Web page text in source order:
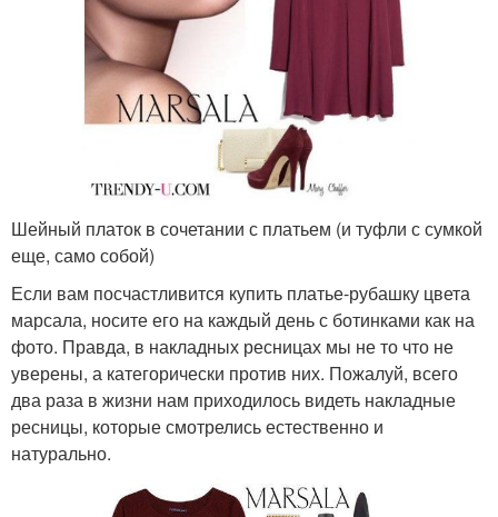
Шейный платок в сочетании с платьем (и туфли с сумкой
еще, само собой)
Если вам посчастливится купить платье-рубашку цвета
марсала, носите его на каждый день с ботинками как на
фото. Правда, в накладных ресницах мы не то что не
уверены, а категорически против них. Пожалуй, всего
два раза в жизни нам приходилось видеть накладные
ресницы, которые смотрелись естественно и
натурально.